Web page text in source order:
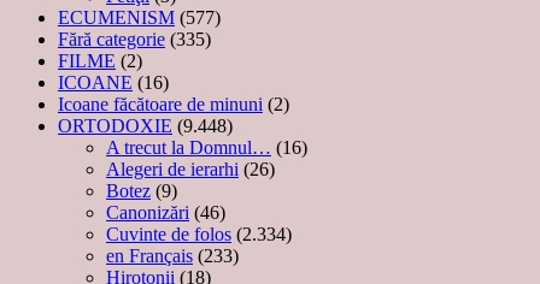
ECUMENISM (577)
Fără categorie (335)
FILME (2)
ICOANE (16)
Icoane făcătoare de minuni (2)
ORTODOXIE (9.448)
A trecut la Domnul… (16)
Alegeri de ierarhi (26)
Botez (9)
Canonizări (46)
Cuvinte de folos (2.334)
en Français (233)
Hirotonii (18)